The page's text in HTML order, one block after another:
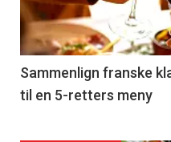
nå
-
5
Sammenlign franske
til en 5-retters meny